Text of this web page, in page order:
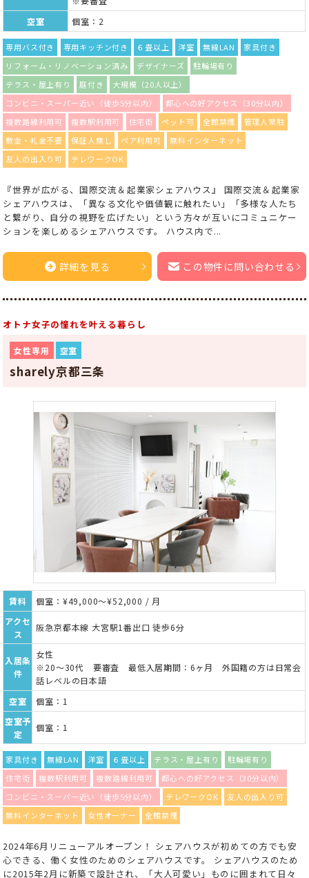
空室
個室：2
専用バス付き 専用キッチン付き ６畳以上 洋室 無線LAN
家具付き
リフォーム・リノベーション済み
デザイナーズ
駐輪場有り
テラス・屋上有り
庭付き
大規模（20人以上）
コンビニ・スーパー近い（徒歩5分以内）
都心への好アクセス（30分以内）
複数路線利用可
複数駅利用可 住宅街 ペット可 全館禁煙
管理人常駐
敷金・礼金不要
保証人無し ペア利用可
無料インターネット
友人の出入り可
テレワークOK
『世界が広がる、国際交流＆起業家シェアハウス』 国際交流＆起業家
シェアハウスは、「異なる文化や価値観に触れたい」「多様な人たち
と繋がり、自分の視野を広げたい」という方々が互いにコミュニケー
ションを楽しめるシェアハウスです。 ハウス内で...
詳細を見る この物件に問い合わせる
オトナ女子の憧れを叶える暮らし
女性専用 空室
sharely京都三条
賃料
個室：¥49,000～¥52,000 / 月
アクセ
ス
阪急京都本線 大宮駅1番出口 徒歩6分
入居条
件
女性
※20〜30代 要審査 最低入居期間：6ヶ月 外国籍の方は日常会
話レベルの日本語
空室
個室：1
空室予
定
個室：1
家具付き 無線LAN 洋室 ６畳以上 テラス・屋上有り
駐輪場有り
住宅街
複数駅利用可 複数路線利用可
都心への好アクセス（30分以内）
コンビニ・スーパー近い（徒歩5分以内）
テレワークOK
友人の出入り可
無料インターネット
女性オーナー 全館禁煙
2024年6月リニューアルオープン！ シェアハウスが初めての方でも安
心できる、働く女性のためのシェアハウスです。 シェアハウスのため
に2015年2月に新築で設計され、「大人可愛い」ものに囲まれて日々